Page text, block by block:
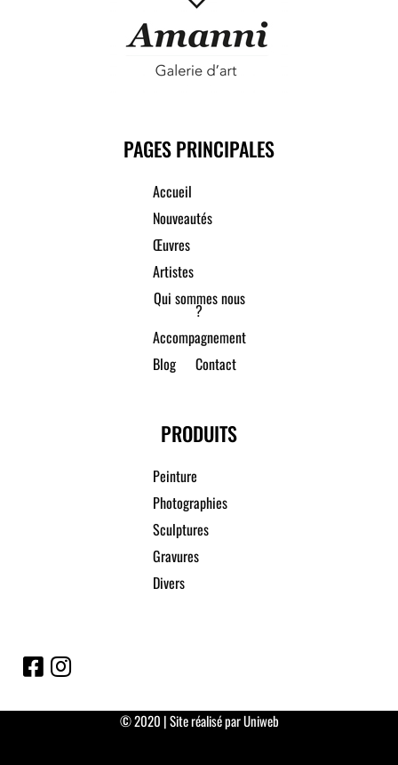
PAGES PRINCIPALES
Accueil
Nouveautés
Œuvres
Artistes
Qui sommes nous
?
Accompagnement
Blog
Contact
PRODUITS
Peinture
Photographies
Sculptures
Gravures
Divers
© 2020 | Site réalisé par Uniweb